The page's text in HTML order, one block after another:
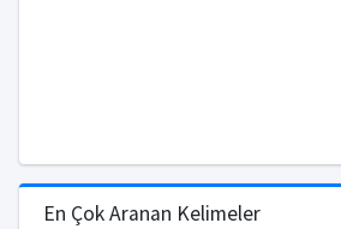
En Çok Aranan Kelimeler